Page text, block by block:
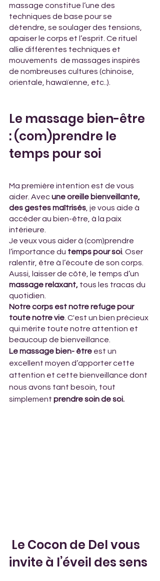
massage constitue l’une des
techniques de base pour se
détendre, se soulager des tensions,
apaiser le corps et l’esprit. Ce rituel
allie différentes techniques et
mouvements  de massages inspirés
de nombreuses cultures (chinoise,
orientale, hawaïenne, etc..).
Le massage bien-être
: (com)prendre le
temps pour soi
Ma première intention est de vous
aider. Avec une oreille bienveillante,
des gestes maîtrisés, je vous aide à
accéder au bien-être, à la paix
intérieure.
Je veux vous aider à (com)prendre
l’importance du temps pour soi. Oser
ralentir, être à l’écoute de son corps.
Aussi, laisser de côté, le temps d’un
massage relaxant, tous les tracas du
quotidien.
Notre corps est notre refuge pour
toute notre vie. C'est un bien précieux
qui mérite toute notre attention et
beaucoup de bienveillance.
Le massage bien- être est un
excellent moyen d’apporter cette
attention et cette bienveillance dont
nous avons tant besoin, tout
simplement prendre soin de soi.
invite à l’éveil des sens